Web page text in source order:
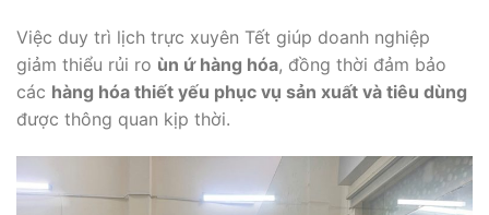
Việc duy trì lịch trực xuyên Tết giúp doanh nghiệp
giảm thiểu rủi ro ùn ứ hàng hóa, đồng thời đảm bảo
các hàng hóa thiết yếu phục vụ sản xuất và tiêu dùng
được thông quan kịp thời.